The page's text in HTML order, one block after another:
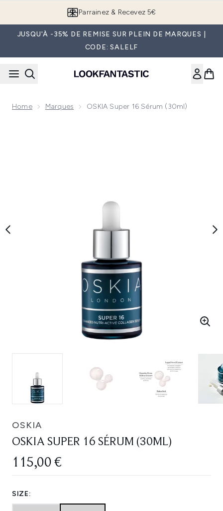
Parrainez & Recevez 5€
JUSQU'À -35% DE REMISE SUR PLEIN DE MARQUES |
CODE: SALELF
Home Marques OSKIA Super 16 Sérum (30ml)
OSKIA
OSKIA SUPER 16 SÉRUM (30ML)
115,00 €
SIZE: